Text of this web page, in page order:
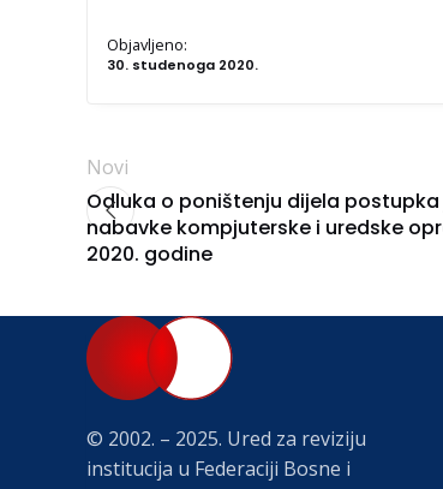
Objavljeno:
30. studenoga 2020.
Novi
Odluka o poništenju dijela
nabavke kompjuterske i uredske
2020. godine
© 2002. – 2025. Ured za reviziju
institucija u Federaciji Bosne i